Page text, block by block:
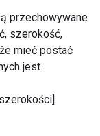
przechowywane
szerokość,
mieć postać
jest